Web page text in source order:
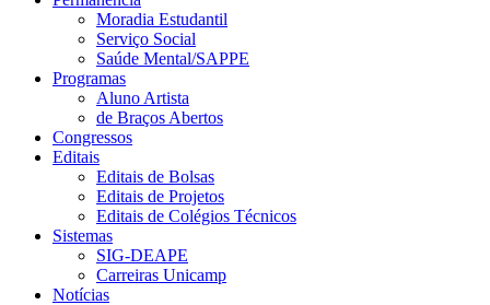
Moradia Estudantil
Serviço Social
Saúde Mental/SAPPE
Programas
Aluno Artista
de Braços Abertos
Congressos
Editais
Editais de Bolsas
Editais de Projetos
Editais de Colégios Técnicos
Sistemas
SIG-DEAPE
Carreiras Unicamp
Notícias